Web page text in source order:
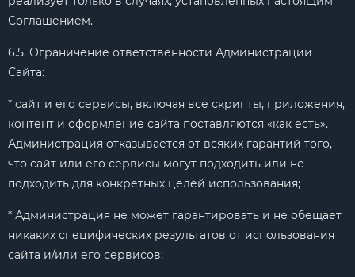
Соглашением.
6.5. Ограничение ответственности Администрации
Сайта:
* сайт и его сервисы, включая все скрипты, приложения,
контент и оформление сайта поставляются «как есть».
Администрация отказывается от всяких гарантий того,
что сайт или его сервисы могут подходить или не
подходить для конкретных целей использования;
* Администрация не может гарантировать и не обещает
никаких специфических результатов от использования
сайта и/или его сервисов;